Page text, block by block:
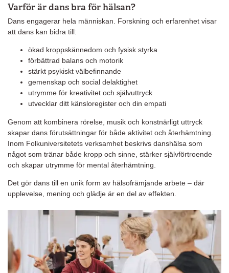
Varför är dans bra för hälsan?
Dans engagerar hela människan. Forskning och erfarenhet visar
att dans kan bidra till:
ökad kroppskännedom och fysisk styrka
förbättrad balans och motorik
stärkt psykiskt välbefinnande
gemenskap och social delaktighet
utrymme för kreativitet och självuttryck
utvecklar ditt känsloregister och din empati
Genom att kombinera rörelse, musik och konstnärligt uttryck
skapar dans förutsättningar för både aktivitet och återhämtning.
Inom Folkuniversitetets verksamhet beskrivs danshälsa som
något som tränar både kropp och sinne, stärker självförtroende
och skapar utrymme för mental återhämtning.
Det gör dans till en unik form av hälsofrämjande arbete – där
upplevelse, mening och glädje är en del av effekten.